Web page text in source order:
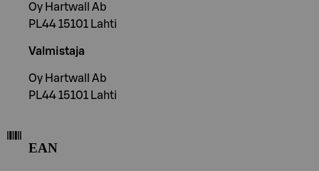
Oy Hartwall Ab
PL44 15101 Lahti
Valmistaja
Oy Hartwall Ab
PL44 15101 Lahti
EAN